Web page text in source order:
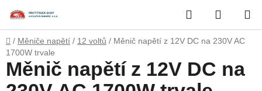
obsah
Hledat
KOŠÍK
Domů
/ Měniče napětí / 12 voltů / Měnič napětí z 12V DC na 230V AC
1700W trvale
Měnič napětí z 12V DC na